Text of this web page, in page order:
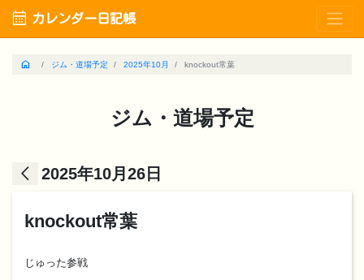
calendar_month カレンダー日記帳
home ジム・道場予定 2025年10月 knockout常葉
ジム・道場予定
arrow_back_ios 2025年10月26日
knockout常葉
じゅった参戦